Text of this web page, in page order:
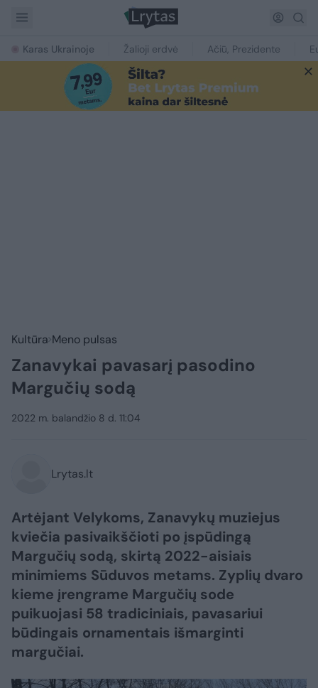
Karas Ukrainoje Žalioji erdvė Ačiū, Prezidente
Kultūra Meno pulsas
Zanavykai pavasarį pasodino
Margučių sodą
2022 m. balandžio 8 d. 11:04
Lrytas.lt
Artėjant Velykoms, Zanavykų muziejus
kviečia pasivaikščioti po įspūdingą
Margučių sodą, skirtą 2022-aisiais
minimiems Sūduvos metams. Zyplių dvaro
kieme įrengrame Margučių sode
puikuojasi 58 tradiciniais, pavasariui
būdingais ornamentais išmarginti
margučiai.